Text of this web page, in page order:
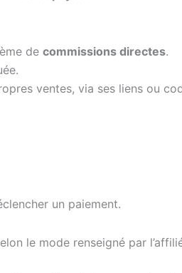
de commissions directes.
ventes, via ses liens ou
un paiement.
le mode renseigné par